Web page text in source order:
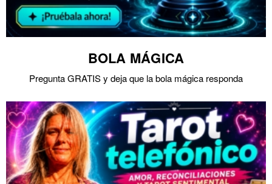
BOLA MÁGICA
Pregunta GRATIS y deja que la bola mágica responda